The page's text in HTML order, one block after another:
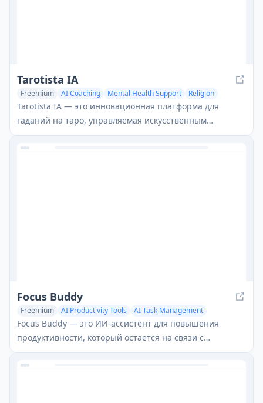
Tarotista IA
Freemium AI Coaching Mental Health Support Religion
Tarotista IA — это инновационная платформа для
гаданий на таро, управляемая искусственным
интеллектом, которая сочетает традиционную
мудрость таро с искусственным интеллектом, чтобы
Focus Buddy
Freemium AI Productivity Tools
AI Task Management
Mental Health Support
Focus Buddy — это ИИ-ассистент для повышения
продуктивности, который остается на связи с
пользователями, пока они работают, помогая им
управлять задачами, избегать прокрастинации и